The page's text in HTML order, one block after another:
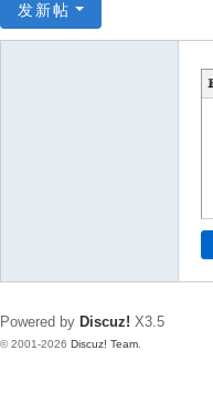
发新帖
Powered by Discuz! X3.5
© 2001-2026 Discuz! Team